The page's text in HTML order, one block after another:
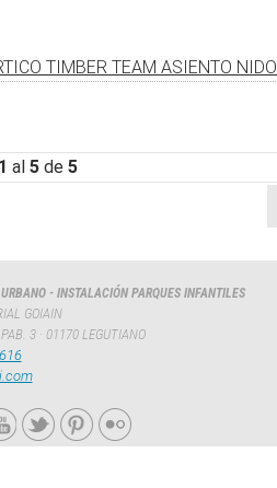
TIMBER TEAM ASIENTO NIDO
1 al 5de 5
- INSTALACIÓN PARQUES INFANTILES
GOIAIN
3 · 01170 LEGUTIANO